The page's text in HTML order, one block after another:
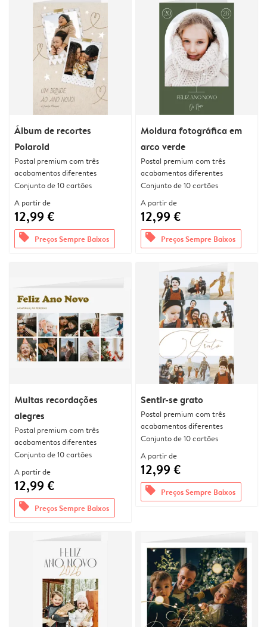
Álbum de recortes
Polaroid
Postal premium com três
acabamentos diferentes
Conjunto de 10 cartões
A partir de
12,99 €
offers Preços Sempre Baixos
Moldura fotográfica em
arco verde
Postal premium com três
acabamentos diferentes
Conjunto de 10 cartões
A partir de
12,99 €
offers Preços Sempre Baixos
Muitas recordações
alegres
Postal premium com três
acabamentos diferentes
Conjunto de 10 cartões
A partir de
12,99 €
offers Preços Sempre Baixos
Sentir-se grato
Postal premium com três
acabamentos diferentes
Conjunto de 10 cartões
A partir de
12,99 €
offers Preços Sempre Baixos